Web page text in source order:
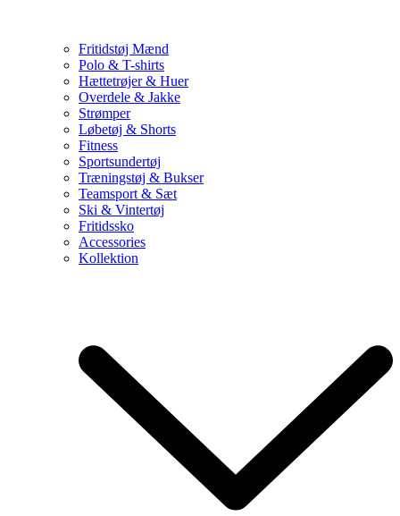
Fritidstøj Mænd
Polo & T-shirts
Hættetrøjer & Huer
Overdele & Jakke
Strømper
Løbetøj & Shorts
Fitness
Sportsundertøj
Træningstøj & Bukser
Teamsport & Sæt
Ski & Vintertøj
Fritidssko
Accessories
Kollektion